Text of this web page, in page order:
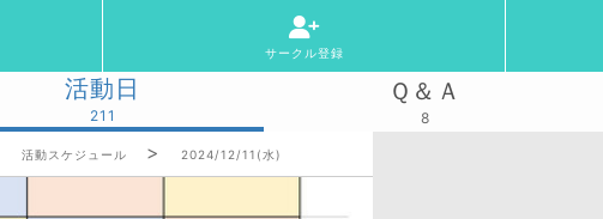
サークル登録
活動日
211
Ｑ＆Ａ
8
活動スケジュール 2024/12/11(水)